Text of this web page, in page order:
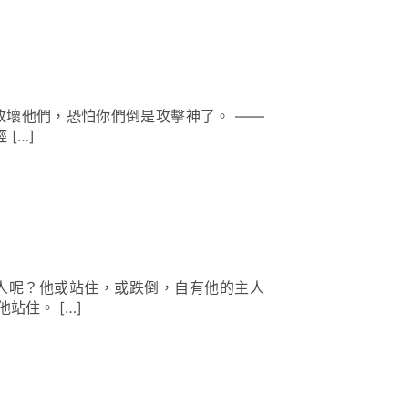
壞他們，恐怕你們倒是攻擊神了。 ——
[…]
？他或站住，或跌倒，自有他的主人
在；而且他也必要站住，因為主能使他站住。 […]